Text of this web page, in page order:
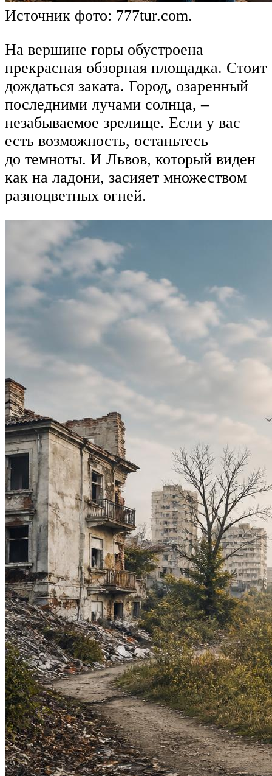
Источник фото: 777tur.com.
На вершине горы обустроена
прекрасная обзорная площадка. Стоит
дождаться заката. Город, озаренный
последними лучами солнца, –
незабываемое зрелище. Если у вас
есть возможность, останьтесь
до темноты. И Львов, который виден
как на ладони, засияет множеством
разноцветных огней.